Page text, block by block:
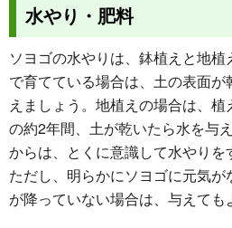
水やり・肥料
ソヨゴの水やりは、鉢植えと地植
で育てている場合は、土の表面
えましょう。地植えの場合は、
の約2年間、土が乾いたら水を与え
からは、とくに意識して水やりを
ただし、明らかにソヨゴに元気
が降っていない場合は、与えても